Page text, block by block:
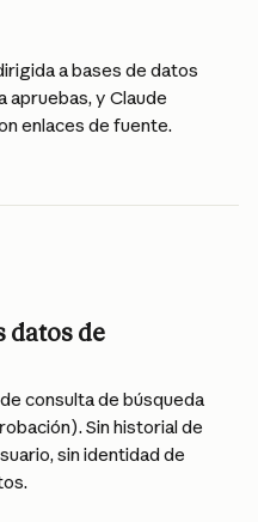
a bases de datos
apruebas, y Claude
enlaces de fuente.
datos de
consulta de búsqueda
Sin historial de
sin identidad de